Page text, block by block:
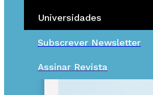
Universidades
Subscrever Newsletter
Assinar Revista